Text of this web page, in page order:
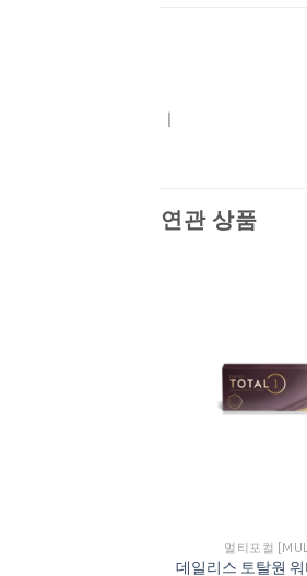
ㅣ
연관 상품
멀티포컬
데일리스 토탈원